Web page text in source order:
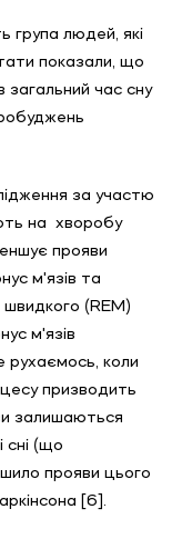
група людей, які
показали, що
час сну
за участю
на хворобу
прояви
м'язів та
(REM)
м'язів
рухаємось, коли
призводить
залишаються
сні (що
прояви цього
[6].